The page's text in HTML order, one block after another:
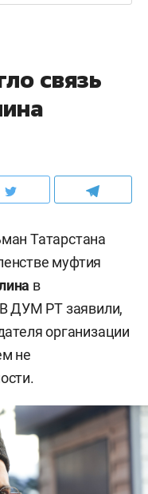
связь
Татарстана
муфтия
в
ДУМ РТ заявили,
организации
не